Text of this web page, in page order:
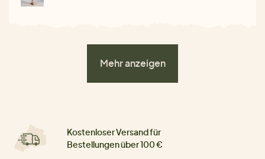
Mehr anzeigen
Kostenloser Versand für
Bestellungen über 100 €